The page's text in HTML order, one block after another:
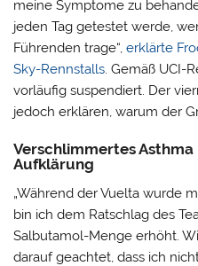
meine Symptome zu
jeden Tag getestet werde,
Führenden trage“,erklärte
Sky-Rennstalls. Gemäß UCI-
vorläufig suspendiert. Der
jedoch erklären, warum der
Verschlimmertes
Aufklärung
„Während der Vuelta wurde
bin ich dem Ratschlag des
Salbutamol-Menge erhöht.
darauf geachtet, dass ich